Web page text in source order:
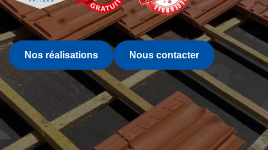
Nos réalisations Nous contacter